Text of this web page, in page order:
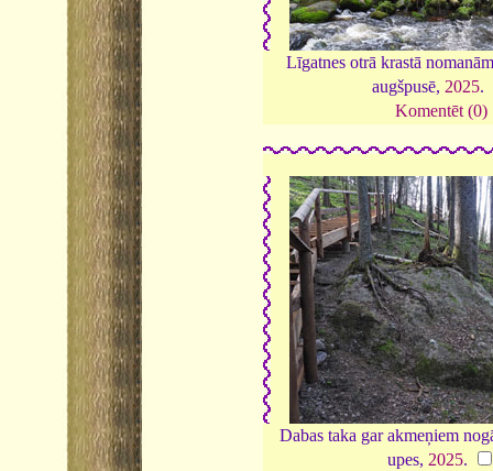
Līgatnes otrā krastā
augšpusē, 2025.
Komentēt (0)
Dabas taka gar akmeņiem
upes, 2025.